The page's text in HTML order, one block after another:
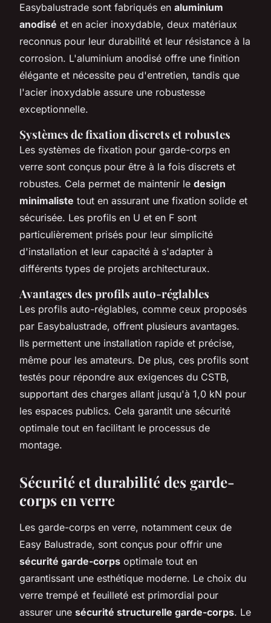
Easybalustrade sont fabriqués en aluminium
anodisé et en acier inoxydable, deux matériaux
reconnus pour leur durabilité et leur résistance à la
corrosion. L'aluminium anodisé offre une finition
élégante et nécessite peu d'entretien, tandis que
l'acier inoxydable assure une robustesse
exceptionnelle.
Systèmes de fixation discrets et robustes
Les systèmes de fixation pour garde-corps en
verre sont conçus pour être à la fois discrets et
robustes. Cela permet de maintenir le design
minimaliste tout en assurant une fixation solide et
sécurisée. Les profils en U et en F sont
particulièrement prisés pour leur simplicité
d'installation et leur capacité à s'adapter à
différents types de projets architecturaux.
Avantages des profils auto-réglables
Les profils auto-réglables, comme ceux proposés
par Easybalustrade, offrent plusieurs avantages.
Ils permettent une installation rapide et précise,
même pour les amateurs. De plus, ces profils sont
testés pour répondre aux exigences du CSTB,
supportant des charges allant jusqu'à 1,0 kN pour
les espaces publics. Cela garantit une sécurité
optimale tout en facilitant le processus de
montage.
Sécurité et durabilité des garde-
corps en verre
Les garde-corps en verre, notamment ceux de
Easy Balustrade, sont conçus pour offrir une
sécurité garde-corps optimale tout en
garantissant une esthétique moderne. Le choix du
verre trempé et feuilleté est primordial pour
assurer une sécurité structurelle garde-corps. Le